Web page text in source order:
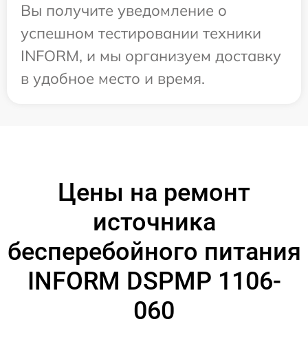
Вы получите уведомление о
успешном тестировании техники
INFORM, и мы организуем доставку
в удобное место и время.
Цены на ремонт
источника
бесперебойного питания
INFORM DSPMP 1106-
060